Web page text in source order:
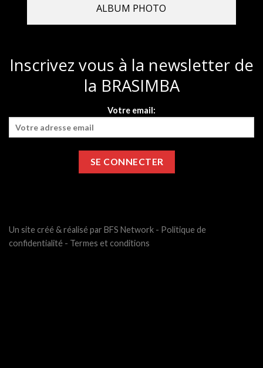
ALBUM PHOTO
Inscrivez vous à la newsletter de
la BRASIMBA
Votre email:
Un site créé & réalisé par BFS Network - Politique de
confidentialité - Termes et conditions